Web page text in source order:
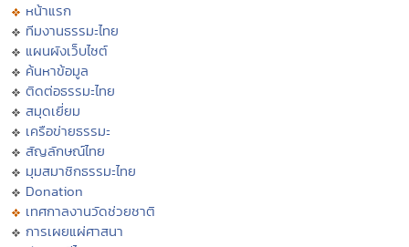
หน้าแรก
ทีมงานธรรมะไทย
แผนผังเว็บไซต์
ค้นหาข้อมูล
ติดต่อธรรมะไทย
สมุดเยี่ยม
เครือข่ายธรรมะ
สัญลักษณ์ไทย
มุมสมาชิกธรรมะไทย
Donation
เทศกาลงานวัดช่วยชาติ
การเผยแผ่ศาสนา